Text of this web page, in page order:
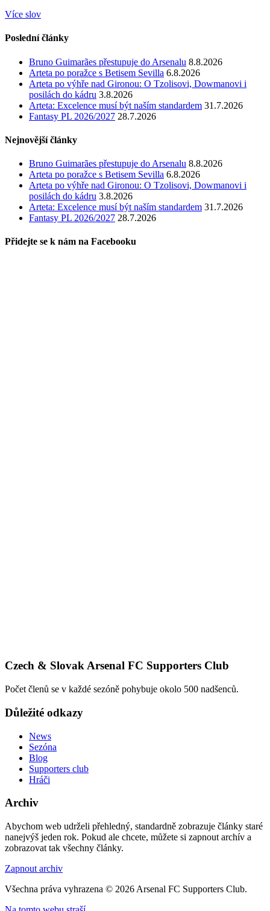
Více slov
Poslední články
Bruno Guimarães přestupuje do Arsenalu 8.8.2026
Arteta po poražce s Betisem Sevilla 6.8.2026
Arteta po výhře nad Gironou: O Tzolisovi, Dowmanovi i
posilách do kádru 3.8.2026
Arteta: Excelence musí být naším standardem 31.7.2026
Fantasy PL 2026/2027 28.7.2026
Nejnovější články
Bruno Guimarães přestupuje do Arsenalu 8.8.2026
Arteta po poražce s Betisem Sevilla 6.8.2026
Arteta po výhře nad Gironou: O Tzolisovi, Dowmanovi i
posilách do kádru 3.8.2026
Arteta: Excelence musí být naším standardem 31.7.2026
Fantasy PL 2026/2027 28.7.2026
Přidejte se k nám na Facebooku
Czech & Slovak Arsenal FC Supporters Club
Počet členů se v každé sezóně pohybuje okolo 500 nadšenců.
Důležité odkazy
News
Sezóna
Blog
Supporters club
Hráči
Archiv
Abychom web udrželi přehledný, standardně zobrazuje články staré
nanejvýš jeden rok. Pokud ale chcete, můžete si zapnout archív a
zobrazovat tak všechny články.
Zapnout archiv
Všechna práva vyhrazena © 2026 Arsenal FC Supporters Club.